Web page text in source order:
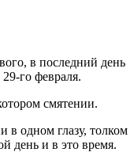
в последний день
го февраля.
смятении.
в одном глазу, толком
день и в это время.